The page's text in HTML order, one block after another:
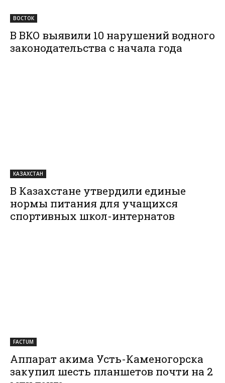
ВОСТОК
В ВКО выявили 10 нарушений водного
законодательства с начала года
КАЗАХСТАН
В Казахстане утвердили единые
нормы питания для учащихся
спортивных школ-интернатов
FACTUM
Аппарат акима Усть-Каменогорска
закупил шесть планшетов почти на 2